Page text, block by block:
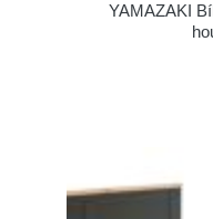
YAMAZAKI